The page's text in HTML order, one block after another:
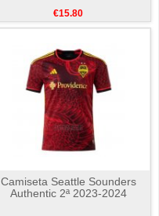
€15.80
Camiseta Seattle Sounders
Authentic 2ª 2023-2024